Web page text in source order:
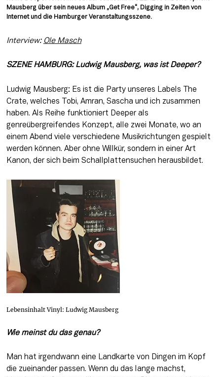
Mausberg über sein neues Album „Get Free“, Digging in Zeiten von
Internet und die Hamburger Veranstaltungsszene.
Interview: Ole Masch
SZENE HAMBURG: Ludwig Mausberg, was ist Deeper?
Ludwig Mausberg: Es ist die Party unseres Labels The
Crate, welches Tobi, Amran, Sascha und ich zusammen
haben. Als Reihe funktioniert Deeper als
genreübergreifendes Konzept, alle zwei Monate, wo an
einem Abend viele verschiedene Musikrichtungen gespielt
werden können. Aber ohne Willkür, sondern in einer Art
Kanon, der sich beim Schallplattensuchen herausbildet.
Lebensinhalt Vinyl: Ludwig Mausberg
Wie meinst du das genau?
Man hat irgendwann eine Landkarte von Dingen im Kopf
die zueinander passen. Wenn du das lange machst,